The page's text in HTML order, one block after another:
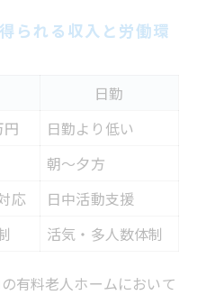
でのコール対応や連
で活躍するサポート
アルな業務内容
方で担当する主な業務
方でよくある夜勤ある
られる収入と労働環
日勤
日勤より低い
朝～夕方
応
日中活動支援
活気・多人数体制
有料老人ホームにおいて